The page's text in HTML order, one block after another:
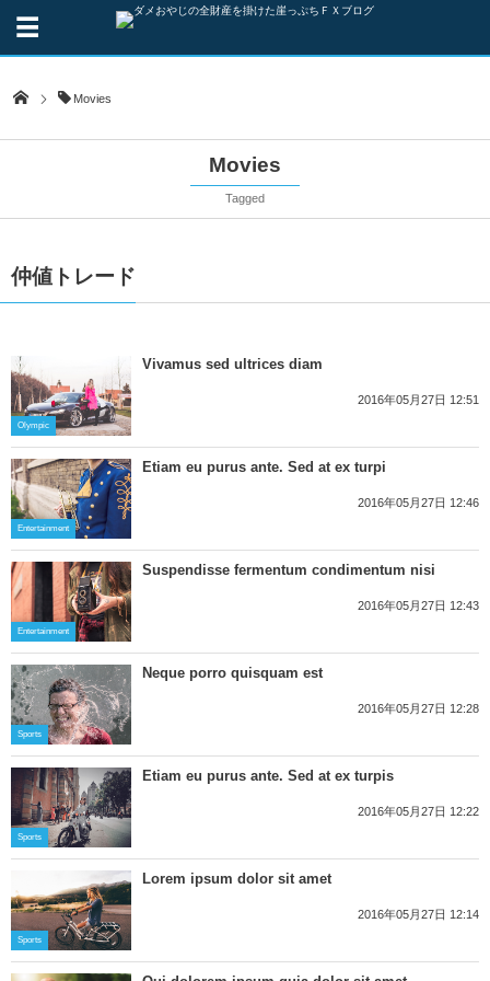
Movies
Movies
Tagged
仲値トレード
Olympic
Vivamus sed ultrices diam
2016年05月27日 12:51
Entertainment
Etiam eu purus ante. Sed at ex turpi
2016年05月27日 12:46
Entertainment
Suspendisse fermentum condimentum nisi
2016年05月27日 12:43
Sports
Neque porro quisquam est
2016年05月27日 12:28
Sports
Etiam eu purus ante. Sed at ex turpis
2016年05月27日 12:22
Sports
Lorem ipsum dolor sit amet
2016年05月27日 12:14